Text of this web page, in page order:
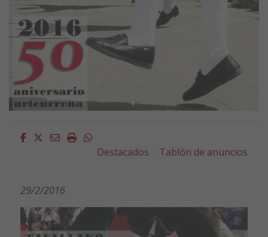
Facebook
Twitter
EmailImprimirWhatsapp
Destacados
Tablón de anuncios
29/2/2016